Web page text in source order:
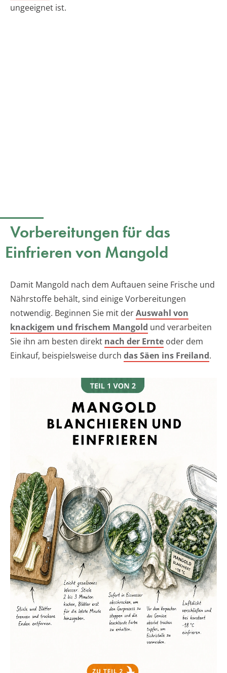
ungeeignet ist.
Vorbereitungen für das
Einfrieren von Mangold
Damit Mangold nach dem Auftauen seine Frische und
Nährstoffe behält, sind einige Vorbereitungen
notwendig. Beginnen Sie mit derAuswahl von
knackigem und frischem Mangold und verarbeiten
Sie ihn am besten direkt nach der Ernte oder dem
Einkauf, beispielsweise durch das Säen ins Freiland.